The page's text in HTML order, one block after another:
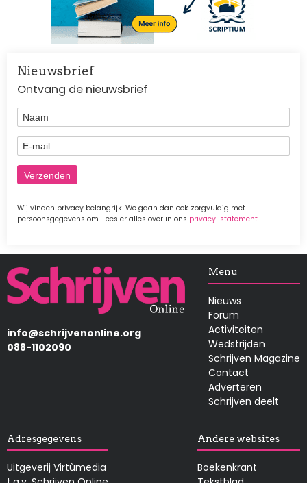
Nieuwsbrief
Ontvang de nieuwsbrief
Naam
E-mail
Wij vinden privacy belangrijk. We gaan dan ook zorgvuldig met
persoonsgegevens om. Lees er alles over in ons privacy-statement.
Afbeelding
info@schrijvenonline.org
088-1102090
Menu
Nieuws
Forum
Activiteiten
Wedstrijden
Schrijven Magazine
Contact
Adverteren
Schrijven deelt
Adresgegevens
Uitgeverij Virtùmedia
Andere websites
Boekenkrant